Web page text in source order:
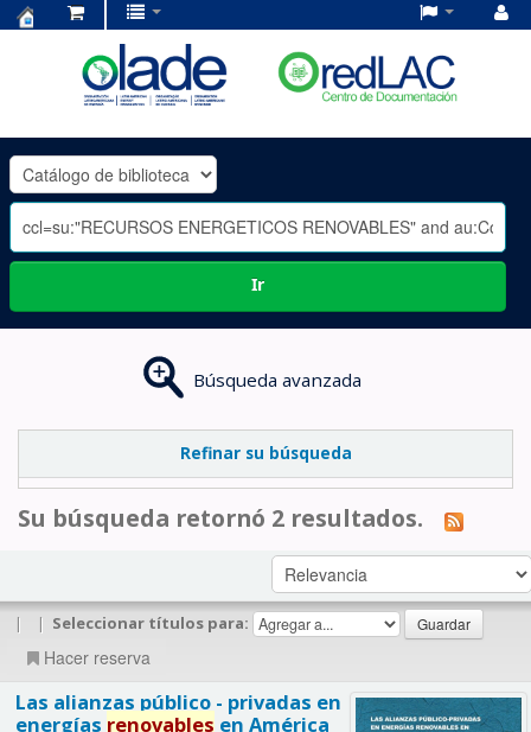
OLADE
-
Ir
Búsqueda avanzada
Refinar su búsqueda
Su búsqueda retornó 2 resultados.
| | Seleccionar títulos para:
Hacer reserva
Las alianzas público - privadas en
energías renovables en América